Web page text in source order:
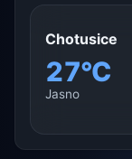
Chotusice
27°C
Jasno